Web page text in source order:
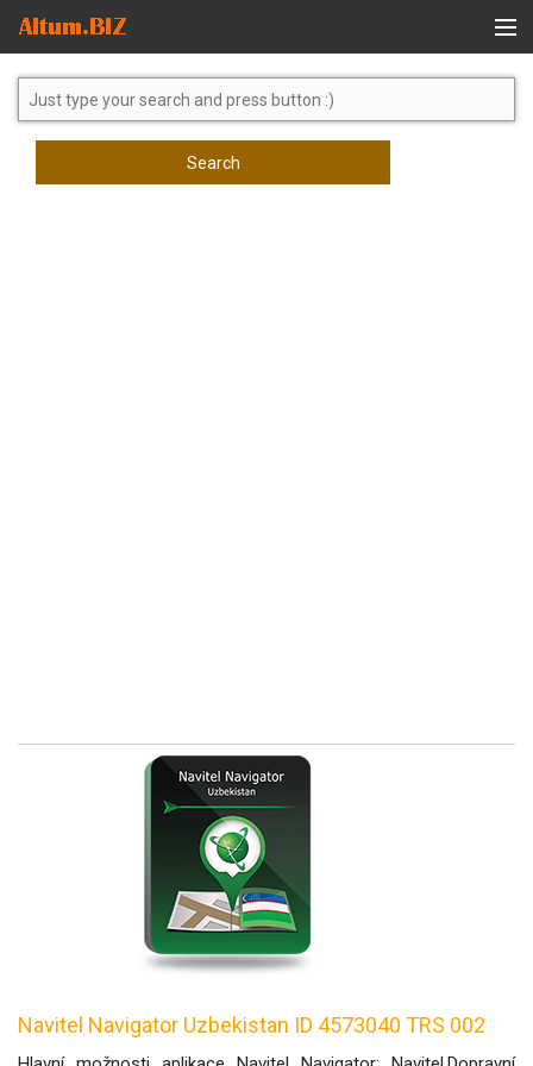
Global Search
Search
Navitel Navigator Uzbekistan ID 4573040 TRS 002